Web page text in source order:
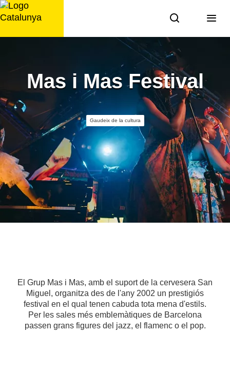
Saltar
al
Mas i Mas Festival
Gaudeix de la cultura
El Grup Mas i Mas, amb el suport de la cervesera San
Miguel, organitza des de l'any 2002 un prestigiós
festival en el qual tenen cabuda tota mena d'estils.
Per les sales més emblemàtiques de Barcelona
passen grans figures del jazz, el flamenc o el pop.